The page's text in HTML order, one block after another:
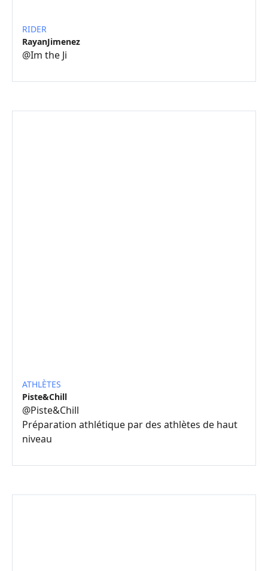
RIDER
RayanJimenez
@Im the Ji
ATHLÈTES
Piste&Chill
@Piste&Chill
Préparation athlétique par des athlètes de haut
niveau